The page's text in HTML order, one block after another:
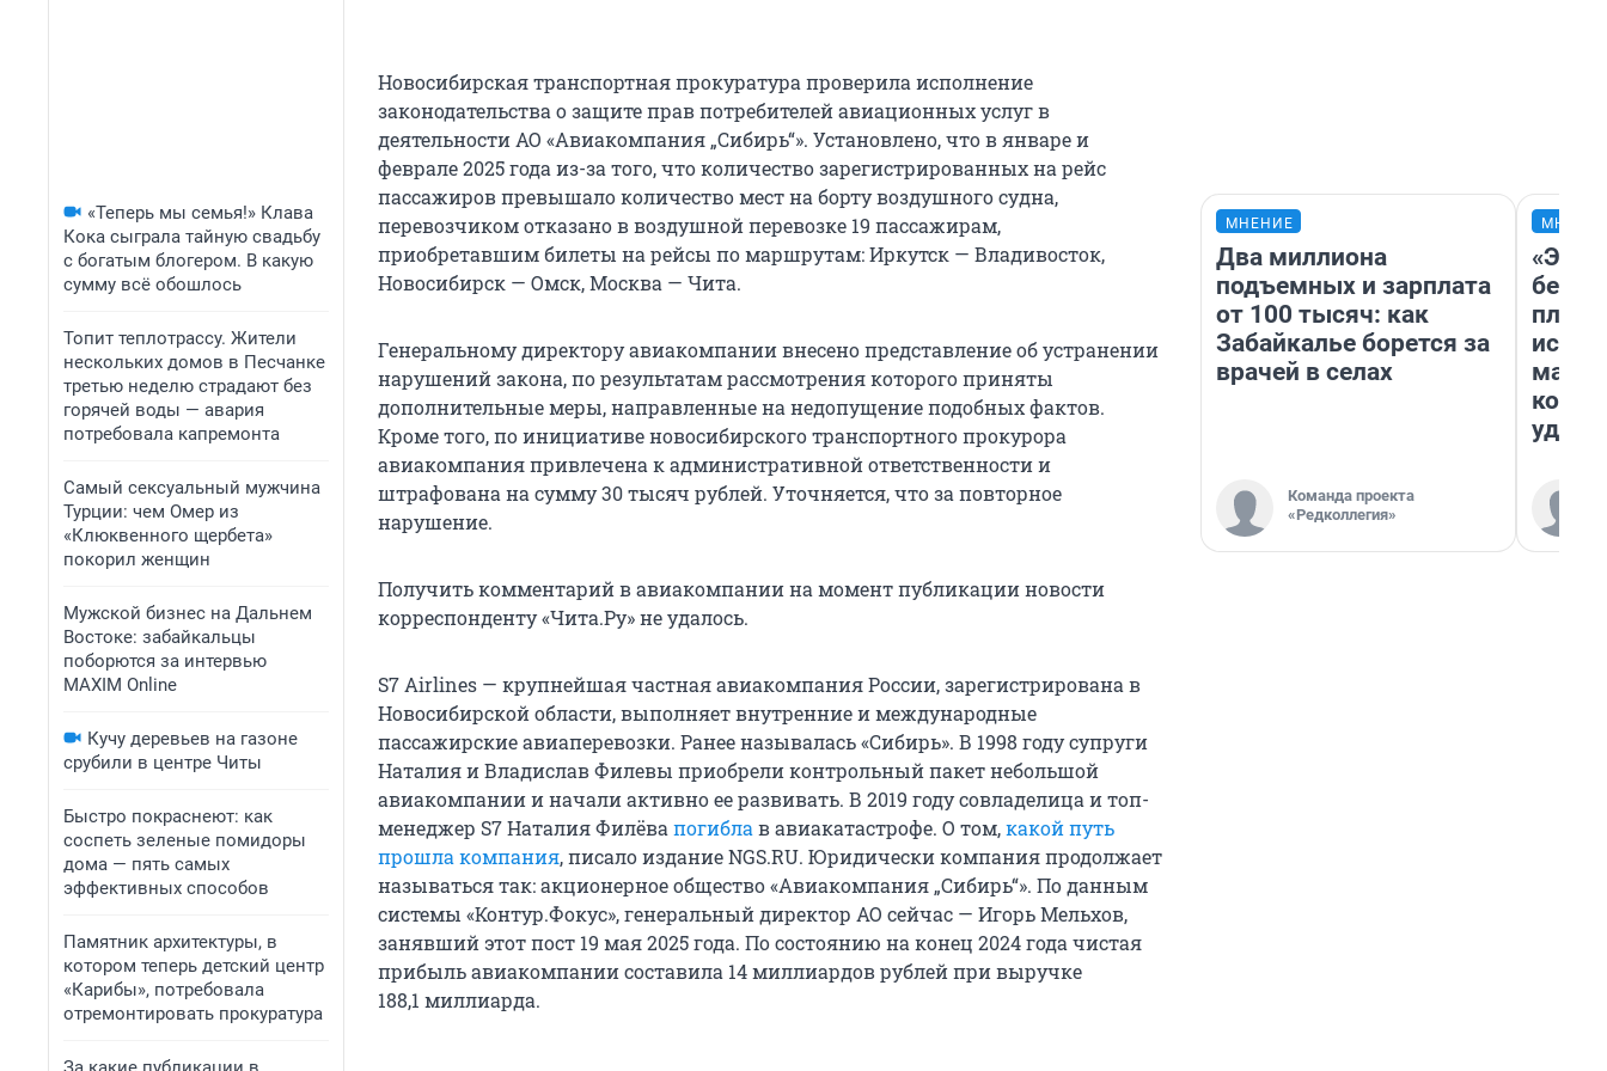
«Теперь мы семья!» Клава
Кока сыграла тайную свадьбу
с богатым блогером. В какую
сумму всё обошлось
Топит теплотрассу. Жители
нескольких домов в Песчанке
третью неделю страдают без
горячей воды — авария
потребовала капремонта
Самый сексуальный мужчина
Турции: чем Омер из
«Клюквенного щербета»
покорил женщин
Мужской бизнес на Дальнем
Востоке: забайкальцы
поборются за интервью
MAXIM Online
Кучу деревьев на газоне
срубили в центре Читы
Быстро покраснеют: как
соспеть зеленые помидоры
дома — пять самых
эффективных способов
Памятник архитектуры, в
котором теперь детский центр
«Карибы», потребовала
отремонтировать прокуратура
Новосибирская транспортная прокуратура проверила исполнение
законодательства о защите прав потребителей авиационных услуг в
деятельности АО «Авиакомпания „Сибирь“». Установлено, что в январе и
феврале 2025 года из-за того, что количество зарегистрированных на рейс
пассажиров превышало количество мест на борту воздушного судна,
перевозчиком отказано в воздушной перевозке 19 пассажирам,
приобретавшим билеты на рейсы по маршрутам: Иркутск — Владивосток,
Новосибирск — Омск, Москва — Чита.
Генеральному директору авиакомпании внесено представление об устранении
нарушений закона, по результатам рассмотрения которого приняты
дополнительные меры, направленные на недопущение подобных фактов.
Кроме того, по инициативе новосибирского транспортного прокурора
авиакомпания привлечена к административной ответственности и
штрафована на сумму30 тысяч рублей. Уточняется, что за повторное
нарушение.
Получить комментарий в авиакомпании на момент публикации новости
корреспонденту «Чита.Ру» не удалось.
S7 Airlines — крупнейшая частная авиакомпания России, зарегистрирована в
Новосибирской области, выполняет внутренние и международные
пассажирские авиаперевозки. Ранее называлась «Сибирь». В 1998 году супруги
Наталия и Владислав Филевы приобрели контрольный пакет небольшой
авиакомпании и начали активно ее развивать. В 2019 году совладелица и топ-
менеджер S7 Наталия Филёва погибла в авиакатастрофе. О том,какой путь
прошла компания, писало издание NGS.RU. Юридически компания продолжает
называться так: акционерное общество «Авиакомпания „Сибирь“». По данным
системы «Контур.Фокус», генеральный директор АО сейчас — Игорь Мельхов,
занявший этот пост 19 мая 2025 года. По состоянию на конец 2024 года чистая
прибыль авиакомпании составила 14 миллиардоврублей при выручке
188,1 миллиарда.
МНЕНИЕ
Два миллиона
подъемных и зарплата
от 100 тысяч: как
Забайкалье борется за
врачей в селах
Команда проекта
«Редколлегия»
«Это